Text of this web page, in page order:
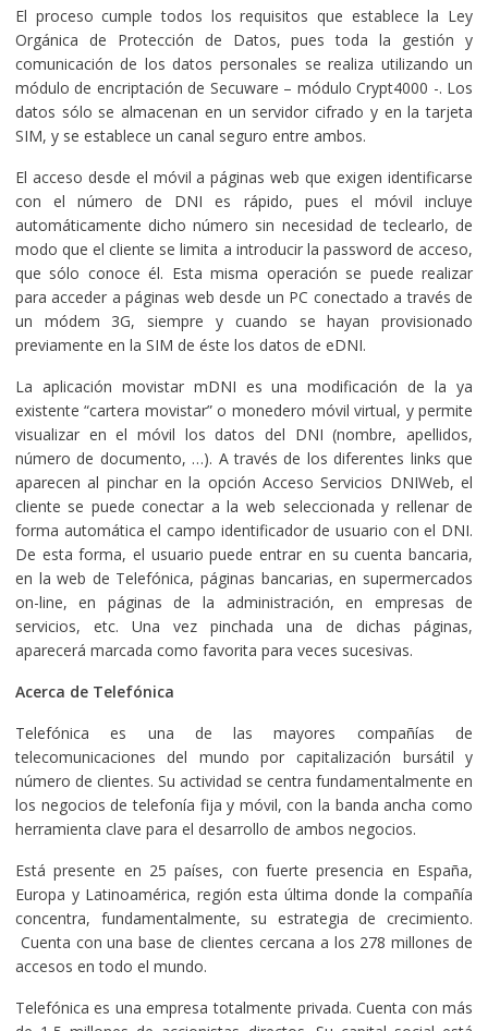
El proceso cumple todos los requisitos que establece la Ley
Orgánica de Protección de Datos, pues toda la gestión y
comunicación de los datos personales se realiza utilizando un
módulo de encriptación de Secuware – módulo Crypt4000 -. Los
datos sólo se almacenan en un servidor cifrado y en la tarjeta
SIM, y se establece un canal seguro entre ambos.
El acceso desde el móvil a páginas web que exigen identificarse
con el número de DNI es rápido, pues el móvil incluye
automáticamente dicho número sin necesidad de teclearlo, de
modo que el cliente se limita a introducir la password de acceso,
que sólo conoce él. Esta misma operación se puede realizar
para acceder a páginas web desde un PC conectado a través de
un módem 3G, siempre y cuando se hayan provisionado
previamente en la SIM de éste los datos de eDNI.
La aplicación movistar mDNI es una modificación de la ya
existente “cartera movistar” o monedero móvil virtual, y permite
visualizar en el móvil los datos del DNI (nombre, apellidos,
número de documento, …). A través de los diferentes links que
aparecen al pinchar en la opción Acceso Servicios DNIWeb, el
cliente se puede conectar a la web seleccionada y rellenar de
forma automática el campo identificador de usuario con el DNI.
De esta forma, el usuario puede entrar en su cuenta bancaria,
en la web de Telefónica, páginas bancarias, en supermercados
on-line, en páginas de la administración, en empresas de
servicios, etc. Una vez pinchada una de dichas páginas,
aparecerá marcada como favorita para veces sucesivas.
Acerca de Telefónica
Telefónica es una de las mayores compañías de
telecomunicaciones del mundo por capitalización bursátil y
número de clientes. Su actividad se centra fundamentalmente en
los negocios de telefonía fija y móvil, con la banda ancha como
herramienta clave para el desarrollo de ambos negocios.
Está presente en 25 países, con fuerte presencia en España,
Europa y Latinoamérica, región esta última donde la compañía
concentra, fundamentalmente, su estrategia de crecimiento.
Cuenta con una base de clientes cercana a los 278 millones de
accesos en todo el mundo.
Telefónica es una empresa totalmente privada. Cuenta con más